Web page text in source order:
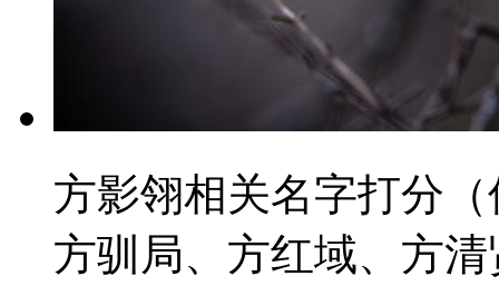
方影翎相关名字打分
方驯局、方红域、方